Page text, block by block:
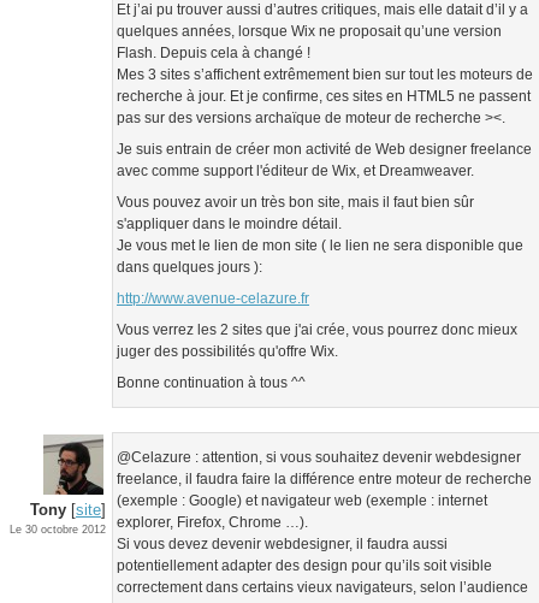
Et j’ai pu trouver aussi d’autres critiques, mais elle datait d’il y a
quelques années, lorsque Wix ne proposait qu’une version
Flash. Depuis cela à changé !
Mes 3 sites s’affichent extrêmement bien sur tout les moteurs de
recherche à jour. Et je confirme, ces sites en HTML5 ne passent
pas sur des versions archaïque de moteur de recherche ><.
Je suis entrain de créer mon activité de Web designer freelance
avec comme support l'éditeur de Wix, et Dreamweaver.
Vous pouvez avoir un très bon site, mais il faut bien sûr
s'appliquer dans le moindre détail.
Je vous met le lien de mon site ( le lien ne sera disponible que
dans quelques jours ):
http://www.avenue-celazure.fr
Vous verrez les 2 sites que j'ai crée, vous pourrez donc mieux
juger des possibilités qu'offre Wix.
Bonne continuation à tous ^^
Tony [site]
Le 30 octobre 2012
@Celazure : attention, si vous souhaitez devenir webdesigner
freelance, il faudra faire la différence entre moteur de recherche
(exemple : Google) et navigateur web (exemple : internet
explorer, Firefox, Chrome …).
Si vous devez devenir webdesigner, il faudra aussi
potentiellement adapter des design pour qu’ils soit visible
correctement dans certains vieux navigateurs, selon l’audience